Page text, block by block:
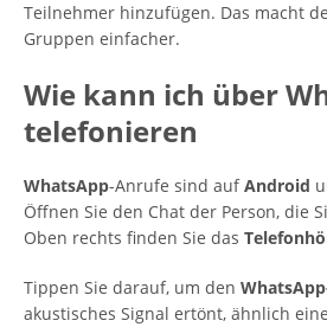
Teilnehmer hinzufügen. Das macht
Gruppen einfacher.
Wie kann ich über
telefonieren
WhatsApp-Anrufe sind aufAndroid
Öffnen Sie den Chat der Person, die
Oben rechts finden Sie das
Tippen Sie darauf, um den
akustisches Signal ertönt, ähnlich